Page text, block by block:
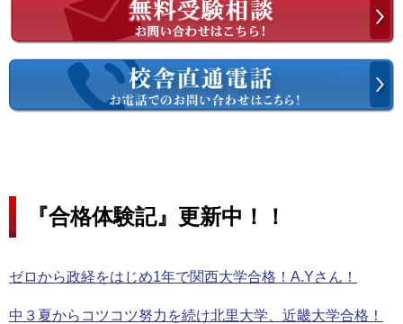
『合格体験記』更新中！！
ゼロから政経をはじめ1年で関西大学合格！A.Yさん！
中３夏からコツコツ努力を続け北里大学、近畿大学合格！